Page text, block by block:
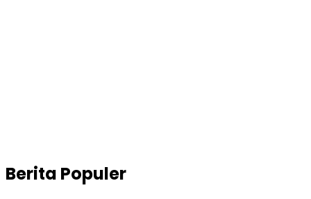
Berita Populer